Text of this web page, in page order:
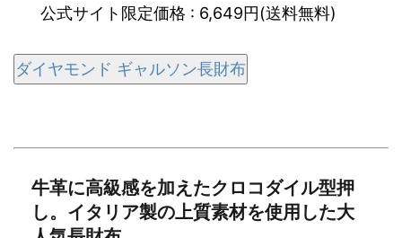
公式サイト限定価格 : 6,649円(送料無料)
ダイヤモンド ギャルソン長財布
牛革に高級感を加えたクロコダイル型押
し。イタリア製の上質素材を使用した大